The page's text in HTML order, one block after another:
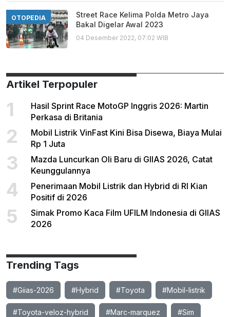
OTOPEDIA
Street Race Kelima Polda Metro Jaya
Bakal Digelar Awal 2023
04 Desember 2022, 07:02 WIB
Artikel Terpopuler
1
Hasil Sprint Race MotoGP Inggris 2026: Martin
Perkasa di Britania
2
Mobil Listrik VinFast Kini Bisa Disewa, Biaya Mulai
Rp 1 Juta
3
Mazda Luncurkan Oli Baru di GIIAS 2026, Catat
Keunggulannya
4
Penerimaan Mobil Listrik dan Hybrid di RI Kian
Positif di 2026
5
Simak Promo Kaca Film UFILM Indonesia di GIIAS
2026
Trending Tags
#Giias-2026 #Hybrid #Toyota #Mobil-listrik
#Toyota-veloz-hybrid #Marc-marquez #Sim